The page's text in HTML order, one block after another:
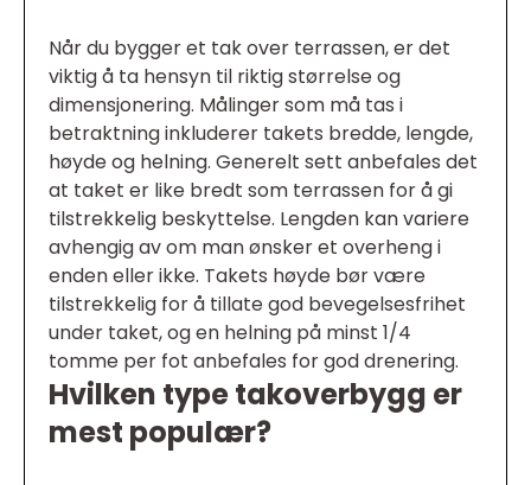
Når du bygger et tak over terrassen, er det
viktig å ta hensyn til riktig størrelse og
dimensjonering. Målinger som må tas i
betraktning inkluderer takets bredde, lengde,
høyde og helning. Generelt sett anbefales det
at taket er like bredt som terrassen for å gi
tilstrekkelig beskyttelse. Lengden kan variere
avhengig av om man ønsker et overheng i
enden eller ikke. Takets høyde bør være
tilstrekkelig for å tillate god bevegelsesfrihet
under taket, og en helning på minst 1/4
tomme per fot anbefales for god drenering.
Hvilken type takoverbygg er
mest populær?